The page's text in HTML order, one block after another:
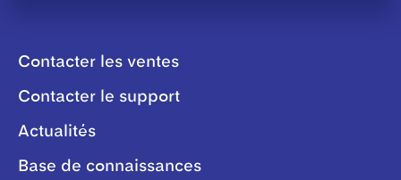
Contacter les ventes
Contacter le support
Actualités
Base de connaissances